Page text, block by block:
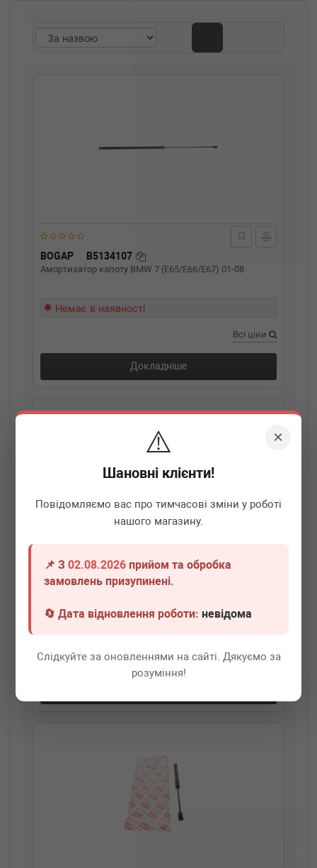
×
⚠️
Шановні клієнти!
Повідомляємо вас про тимчасові зміни у роботі
нашого магазину.
📌 З02.08.2026 прийом та обробка
замовлень призупинені.
🔄 Дата відновлення роботи:невідома
Слідкуйте за оновленнями на сайті. Дякуємо за
розуміння!
BOGAP B5134107
Амортизатор капоту BMW 7 (E65/E66/E67) 01-08
Немає в наявності
Всі ціни
Докладніше
BOGAP B5260181
Всі ціни